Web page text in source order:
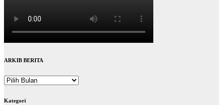
ARKIB BERITA
ARKIB
Kategori